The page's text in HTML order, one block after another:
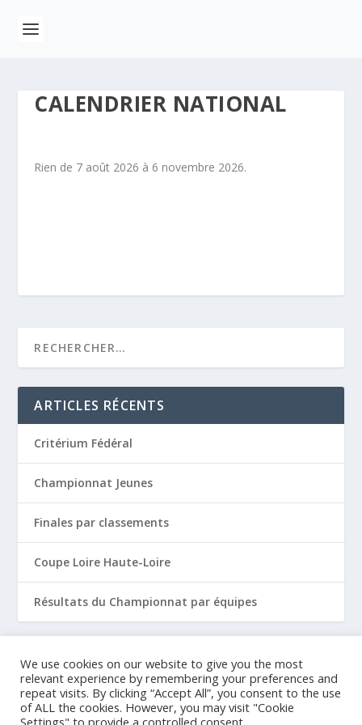
CALENDRIER NATIONAL
Rien de 7 août 2026 à 6 novembre 2026.
ARTICLES RÉCENTS
Critérium Fédéral
Championnat Jeunes
Finales par classements
Coupe Loire Haute-Loire
Résultats du Championnat par équipes
COMMENTAIRES RÉCENTS
We use cookies on our website to give you the most
relevant experience by remembering your preferences and
repeat visits. By clicking “Accept All”, you consent to the use
of ALL the cookies. However, you may visit "Cookie
Settings" to provide a controlled consent.